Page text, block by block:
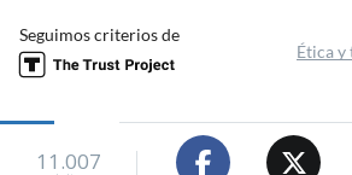
Seguimos criterios de
Ética y
11.007